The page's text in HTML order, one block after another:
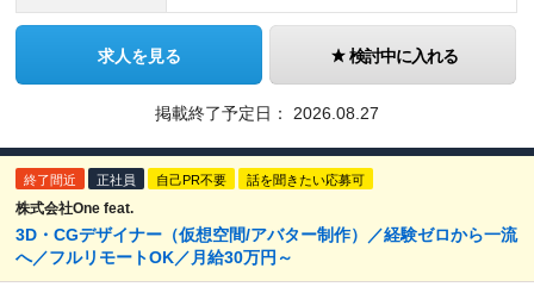
求人を見る 検討中に入れる
掲載終了予定日： 2026.08.27
終了間近 正社員 自己PR不要 話を聞きたい応募可
株式会社One feat.
3D・CGデザイナー（仮想空間/アバター制作）／経験ゼロから一流
へ／フルリモートOK／月給30万円～